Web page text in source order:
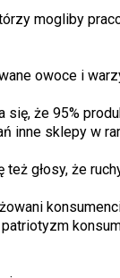
mogliby
owoce i
że 95%
inne sklepy w
głosy, że